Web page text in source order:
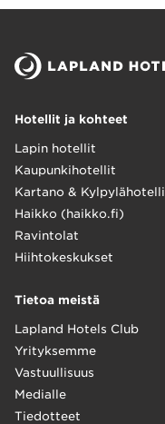
Hotellit ja kohteet
Lapin hotellit
Kaupunkihotellit
Kartano & Kylpylähotelli
Haikko (haikko.fi)
Ravintolat
Hiihtokeskukset
Tietoa meistä
Lapland Hotels Club
Yrityksemme
Vastuullisuus
Medialle
Tiedotteet